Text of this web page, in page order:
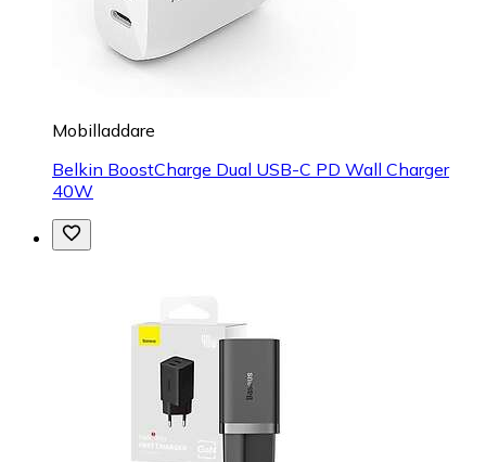
Mobilladdare
Belkin BoostCharge Dual USB-C PD Wall Charger
40W